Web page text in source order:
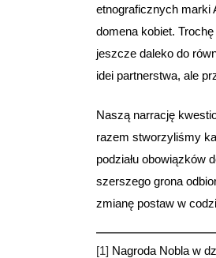
etnograficznych marki
domena kobiet.
jeszcze daleko do
idei partnerstwa, ale
Naszą narrację
razem stworzyliśmy
podziału obowiązków
szerszego grona
zmianę postaw w
[1] Nagroda Nobla w